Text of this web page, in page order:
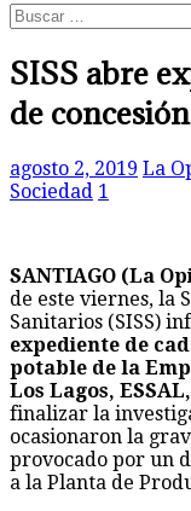
Buscar:
SISS abre
de
agosto 2, 2019 La
Sociedad 1
SANTIAGO (La
de este viernes, la
Sanitarios (SISS)
expediente de
potable de la
Los Lagos,
finalizar la
ocasionaron la
provocado por un
a la Planta de